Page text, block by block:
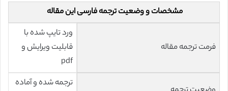
مشخصات و وضعیت ترجمه فارسی این مقاله
فرمت ترجمه مقاله
ورد تایپ شده با
قابلیت ویرایش و
pdf
ترجمه شده و آماده